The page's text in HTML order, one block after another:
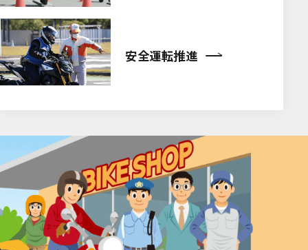
安全運転推進